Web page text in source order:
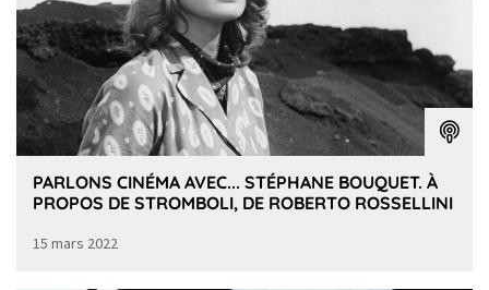
PARLONS CINÉMA AVEC... STÉPHANE BOUQUET. À
PROPOS DE STROMBOLI, DE ROBERTO ROSSELLINI
15 mars 2022